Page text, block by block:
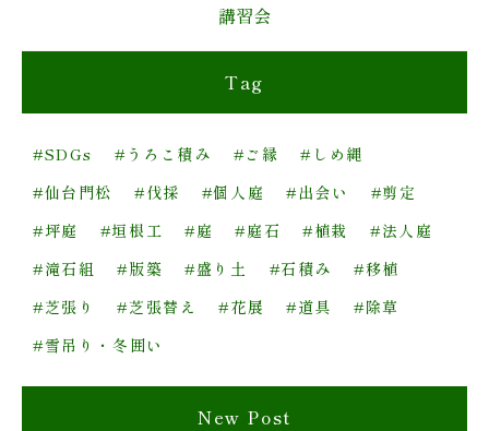
講習会
Tag
#SDGs #うろこ積み #ご縁
#しめ縄
#仙台門松
#伐採 #個人庭 #出会い
#剪定
#坪庭
#垣根工 #庭 #庭石 #植栽
#法人庭
#滝石組
#版築 #盛り土 #石積み
#移植
#芝張り
#芝張替え #花展 #道具
#除草
#雪吊り・冬囲い
New Post